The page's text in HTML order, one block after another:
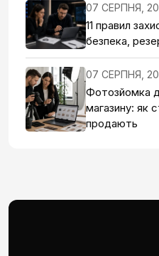
07 СЕРПНЯ,
11 правил
безпека,
07 СЕРПНЯ,
Фотозйомка
магазину: як
продають